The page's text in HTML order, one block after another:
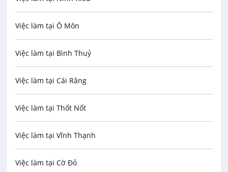
Bảo Vệ
An toàn lao động
Bảo hiểm
Biên phiên dịch
Bưu chính viễn thông
Cơ khí
Công nghệ sinh học
Việc làm tại Ô Môn
Việc làm tại Bình Thuỷ
Việc làm tại Cái Răng
Việc làm tại Thốt Nốt
Việc làm tại Vĩnh Thạnh
Việc làm tại Cờ Đỏ